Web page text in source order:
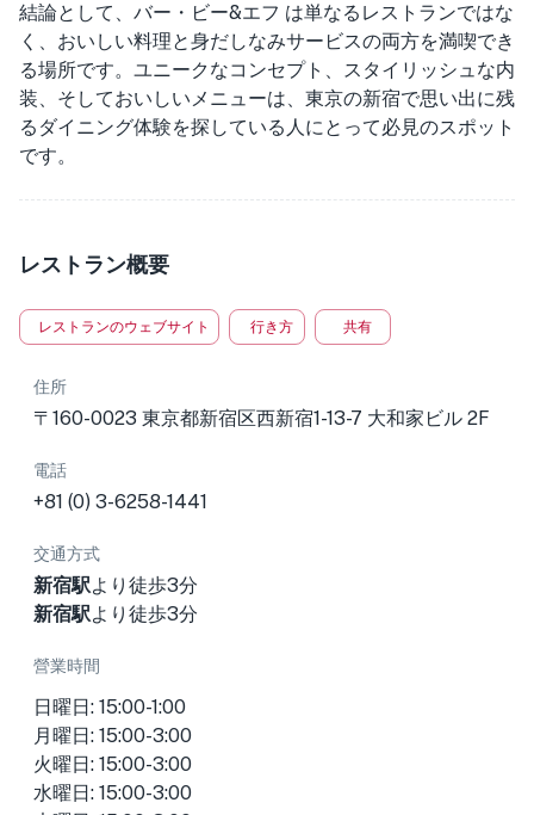
結論として、バー・ビー&エフ は単なるレストランではな
く、おいしい料理と身だしなみサービスの両方を満喫でき
る場所です。ユニークなコンセプト、スタイリッシュな内
装、そしておいしいメニューは、東京の新宿で思い出に残
るダイニング体験を探している人にとって必見のスポット
です。
レストラン概要
レストランのウェブサイト 行き方 共有
住所
〒160-0023 東京都新宿区西新宿1-13-7 大和家ビル 2F
電話
+81 (0) 3-6258-1441
交通方式
新宿駅より徒歩3分
新宿駅より徒歩3分
營業時間
日曜日: 15:00-1:00
月曜日: 15:00-3:00
火曜日: 15:00-3:00
水曜日: 15:00-3:00